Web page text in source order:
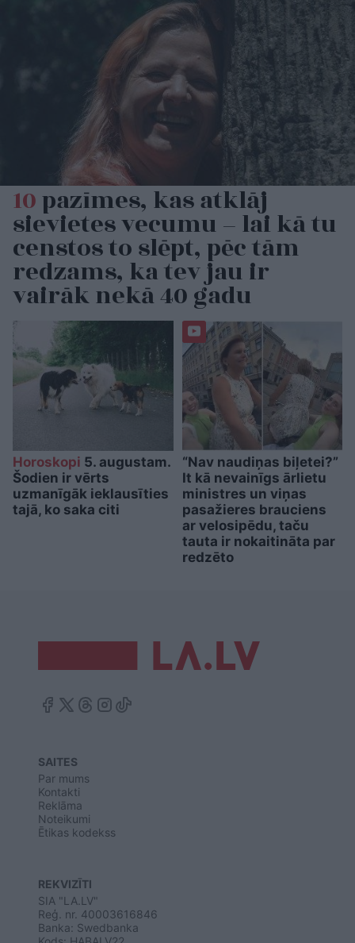
10pazīmes, kas atklāj
sievietes vecumu – lai kā tu
censtos to slēpt, pēc tām
redzams, ka tev jau ir
vairāk nekā 40 gadu
Horoskopi 5. augustam.
Šodien ir vērts
uzmanīgāk ieklausīties
tajā, ko saka citi
“Nav naudiņas biļetei?”
It kā nevainīgs ārlietu
ministres un viņas
pasažieres brauciens
ar velosipēdu, taču
tauta ir nokaitināta par
redzēto
SAITES
Par mums
Kontakti
Reklāma
Noteikumi
Ētikas kodekss
REKVIZĪTI
SIA "LA.LV"
Reģ. nr. 40003616846
Banka: Swedbanka